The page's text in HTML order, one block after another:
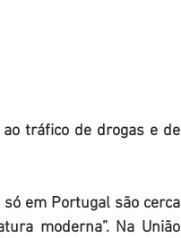
tráfico de drogas e de
só em Portugal são cerca
moderna”. Na União